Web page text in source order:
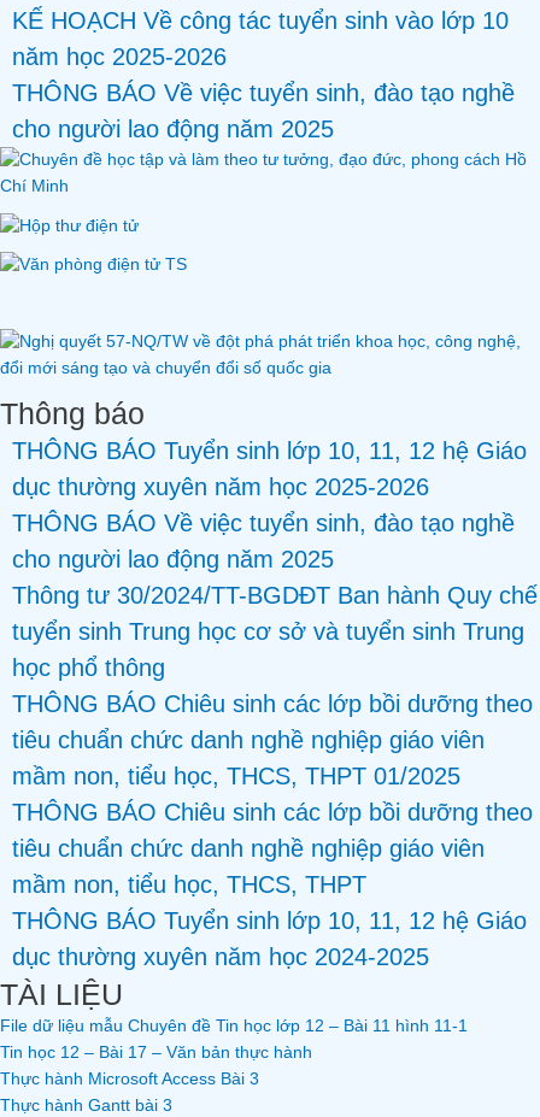
KẾ HOẠCH Về công tác tuyển sinh vào lớp 10
năm học 2025-2026
THÔNG BÁO Về việc tuyển sinh, đào tạo nghề
cho người lao động năm 2025
Thông báo
THÔNG BÁO Tuyển sinh lớp 10, 11, 12 hệ Giáo
dục thường xuyên năm học 2025-2026
THÔNG BÁO Về việc tuyển sinh, đào tạo nghề
cho người lao động năm 2025
Thông tư 30/2024/TT-BGDĐT Ban hành Quy chế
tuyển sinh Trung học cơ sở và tuyển sinh Trung
học phổ thông
THÔNG BÁO Chiêu sinh các lớp bồi dưỡng theo
tiêu chuẩn chức danh nghề nghiệp giáo viên
mầm non, tiểu học, THCS, THPT 01/2025
THÔNG BÁO Chiêu sinh các lớp bồi dưỡng theo
tiêu chuẩn chức danh nghề nghiệp giáo viên
mầm non, tiểu học, THCS, THPT
THÔNG BÁO Tuyển sinh lớp 10, 11, 12 hệ Giáo
dục thường xuyên năm học 2024-2025
TÀI LIỆU
File dữ liệu mẫu Chuyên đề Tin học lớp 12 – Bài 11 hình 11-1
Tin học 12 – Bài 17 – Văn bản thực hành
Thực hành Microsoft Access Bài 3
Thực hành Gantt bài 3